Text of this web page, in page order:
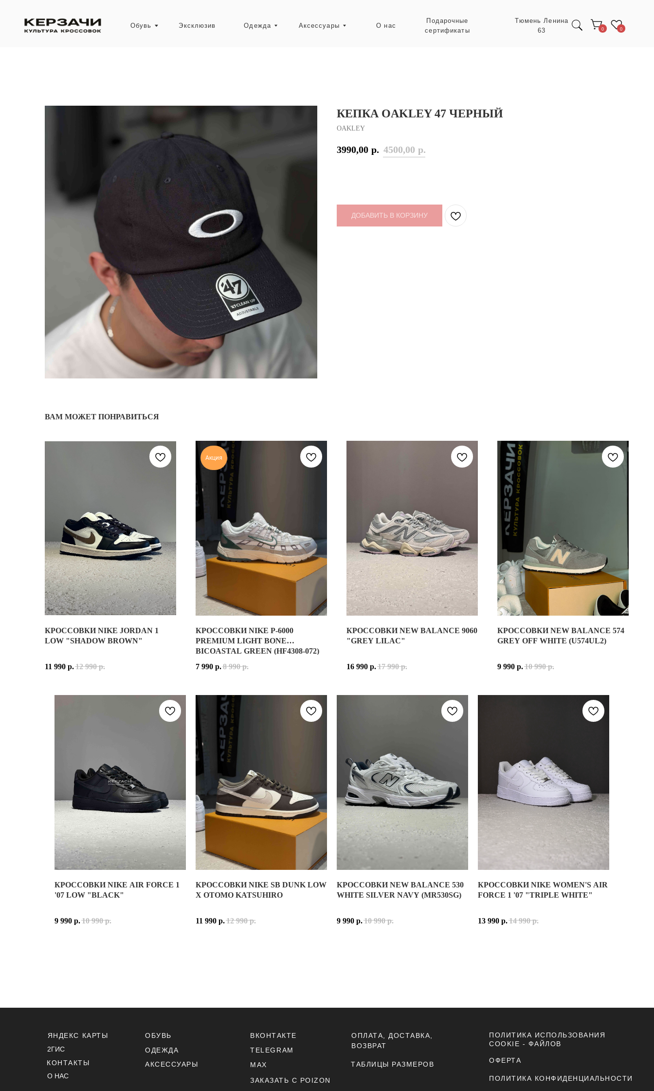
Эксклюзив
Обувь Аксессуары
сертификаты
Тюмень Ленина
КЕПКА OAKLEY 47 ЧЕРНЫЙ
OAKLEY
3990,00 р. 4500,00 р.
ДОБАВИТЬ В КОРЗИНУ
ВАМ МОЖЕТ ПОНРАВИТЬСЯ
КРОССОВКИ NIKE JORDAN 1
LOW "SHADOW BROWN"
NIKE AIR JORDAN 1 LOW "SHADOW BROWN"
ИСТОРИЯ СОЗДАНИЯ МОДЕЛИ
NIKE AIR JORDAN 1 LOW — ЭТО НИЗКАЯ ВЕРСИЯ ЛЕГЕНДАРНЫХ AIR JORDAN 1 HIGH, КОТОРЫЕ ДЕБЮТИРОВАЛИ В 1985 ГОДУ. ЭТА МОДЕЛЬ БЫЛА СОЗДАНА КАК БОЛЕЕ
ИСТОРИЯ СОЗДАНИЯ РАСЦВЕТКИ "SHADOW BROWN"
РАСЦВЕТКА "SHADOW BROWN" ВДОХНОВЛЕНА КУЛЬТОВЫМИ AJ1 "SHADOW", НО С НОВЫМ, ТЁПЛЫМ ОТТЕНКОМ КОРИЧНЕВОГО ВМЕСТО КЛАССИЧЕСКОГО СЕРОГО. ЭТО
ОСНОВУ МОДЕЛИ СОСТАВЛЯЕТ ЧЁРНЫЙ И КОРИЧНЕВЫЙ ЗАМШ, ЧТО ПРИДАЁТ ПАРЕ ПРЕМИАЛЬНЫЙ ВНЕШНИЙ ВИД. БЕЛАЯ ПРОМЕЖУТОЧНАЯ ПОДОШВА ДОБАВЛЯЕТ
ВЕРХ: ПРЕМИАЛЬНАЯ ЗАМША В ОТТЕНКАХ "SHADOW BROWN" И ЧЁРНЫЙ НУБУК.
ПОДКЛАДКА: МЯГКИЙ ТЕКСТИЛЬ ДЛЯ КОМФОРТА.
ПРОМЕЖУТОЧНАЯ ПОДОШВА: ПЕНА С ТЕХНОЛОГИЕЙ NIKE AIR ДЛЯ АМОРТИЗАЦИИ.
ПОДМЕТКА: КЛАССИЧЕСКАЯ РЕЗИНОВАЯ ПОДОШВА С ГЛУБОКИМ ПРОТЕКТОРОМ.
ЗАКЛЮЧЕНИЕ
NIKE AIR JORDAN 1 LOW "SHADOW BROWN" — ЭТО СТИЛЬ, МИНИМАЛИЗМ И ПРЕМИАЛЬНЫЕ МАТЕРИАЛЫ. ИХ ТЁПЛАЯ ОСЕННЯЯ РАСЦВЕТКА ДЕЛАЕТ ИХ ОТЛИЧНЫМ
11 990 р.12 990 р.
Акция
КРОССОВКИ NIKE P-6000
PREMIUM LIGHT BONE
BICOASTAL GREEN (HF4308-072)
КРОССОВКИ NIKE P-6000 PREMIUM LIGHT BONE BICOASTAL GREEN (HF4308-072)
NIKE P-6000 PREMIUM LIGHT BONE BICOASTAL GREEN — СИЛУЭТ, КОТОРЫЙ СТАЛ ОДНИМ ИЗ ГЛАВНЫХ СИМВОЛОВ
РАСЦВЕТКА LIGHT BONE BICOASTAL GREEN СОЧЕТАЕТ СПОКОЙНУЮ СВЕТЛУЮ ОСНОВУ С СЕРЕБРИСТЫМИ ЭЛЕМЕНТАМИ И
NIKE P-6000 ВЫБИРАЮТ ТЕ, КТО ЦЕНИТ НЕ ТОЛЬКО ВНЕШНИЙ ВИД, НО И ИСТОРИЮ СИЛУЭТА. ЭТО МОДЕЛЬ ДЛЯ ЛЮДЕЙ, КОТОРЫМ
ИНТЕРЕС К РЕТРО-БЕГОВЫМ СИЛУЭТАМ ПРОДОЛЖАЕТ РАСТИ, И NIKE P-6000 УВЕРЕННО ЗАНИМАЕТ СРЕДИ НИХ ОДНО ИЗ
ПРИНАДЛЕЖНОСТЬ: УНИСЕКС
МАТЕРИАЛ ВЕРХА: СЕТЧАТЫЙ ТЕКСТИЛЬ, СИНТЕТИЧЕСКИЕ МАТЕРИАЛЫ
ОСНОВНЫЕ ЦВЕТА: LIGHT BONE, METALLIC SILVER, BICOASTAL GREEN, WHITE
КОД МОДЕЛИ: HF4308-072
ДАТА РЕЛИЗА: 2024 ГОД
7 990 р.8 990 р.
КРОССОВКИ NEW BALANCE 9060
"GREY LILAC"
16 990 р.17 990 р.
КРОССОВКИ NEW BALANCE 574
GREY OFF WHITE (U574UL2)
КРОССОВКИ NEW BALANCE 574 GREY OFF
РАСЦВЕТКА GREY OFF WHITE ОТРАЖАЕТ
NEW BALANCE 574 GREY OFF WHITE
ПРИНАДЛЕЖНОСТЬ: УНИСЕКС
МАТЕРИАЛ ВЕРХА: НАТУРАЛЬНАЯ ЗАМША,
ОСНОВНЫЕ ЦВЕТА: GREY, OFF WHITE, BLACK
КОД МОДЕЛИ: U574UL2
ДАТА РЕЛИЗА: 9 ЯНВАРЯ 2023 ГОДА
9 990 р.10 990 р.
КРОССОВКИ NIKE AIR FORCE 1
'07 LOW "BLACK"
9 990 р.10 990 р.
КРОССОВКИ NIKE SB DUNK LOW
X OTOMO KATSUHIRO
КРОССОВКИ NIKE SB DUNK LOW X OTOMO KATSUHIRO
ОСНОВНЫЕ ЦВЕТА: БЕЛЫЙ, ТЁМНО-КОРИЧНЕВЫЙ, СВЕТЛО-СЕРЫЙ
МОДЕЛЬ: NIKE SB DUNK LOW X OTOMO KATSUHIRO
11 990 р.12 990 р.
КРОССОВКИ NEW BALANCE 530
WHITE SILVER NAVY (MR530SG)
NEW BALANCE 530 WHITE SILVER NAVY (MR530SG) — ОДНА ИЗ САМЫХ
ТЕХНОЛОГИЯ:
ABZORB
ДАТА РЕЛИЗА:
9 990 р.10 990 р.
КРОССОВКИ NIKE WOMEN'S AIR
FORCE 1 '07 "TRIPLE WHITE"
13 990 р.14 990 р.
ВКОНТАКТЕ
TELEGRAM
MAX
ЯНДЕКС КАРТЫ
2ГИС
ОПЛАТА, ДОСТАВКА,
ВОЗВРАТ
ПОЛИТИКА КОНФИДЕНЦИАЛЬНОСТИ
ПОЛИТИКА ИСПОЛЬЗОВАНИЯ
COOKIE - ФАЙЛОВ
ОФЕРТА
КОНТАКТЫ
ОБУВЬ
ОДЕЖДА
АКСЕССУАРЫ
ТАБЛИЦЫ РАЗМЕРОВ
ЗАКАЗАТЬ С POIZON
О НАС